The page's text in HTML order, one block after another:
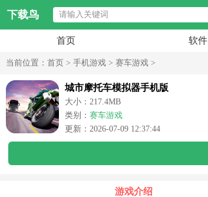
下载鸟
首页 软件
当前位置： 首页 > 手机游戏 > 赛车游戏 >
城市摩托车模拟器手机版
大小：217.4MB
类别： 赛车游戏
更新：2026-07-09 12:37:44
游戏介绍